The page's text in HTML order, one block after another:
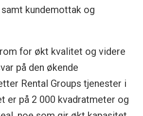
kundemottak og
for økt kvalitet og videre
på den økende
Rental Groups tjenester i
er på 2 000 kvadratmeter og